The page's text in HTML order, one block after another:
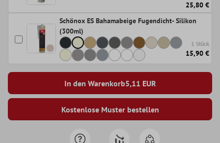
25,80 €
Schönox ES Bahamabeige Fugendicht- Silikon
(300ml)
1 Stück
15,90 €
In den Warenkorb5,11 EUR
Kostenlose Muster bestellen